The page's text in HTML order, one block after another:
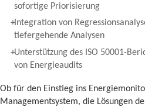
sofortige Priorisierung
Integration von
tiefergehende Analysen
Unterstützung des ISO 50001-
von Energieaudits
Ob für den Einstieg ins
Managementsystem, die Lösungen